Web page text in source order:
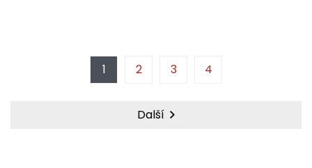
1 2 3 4
Další